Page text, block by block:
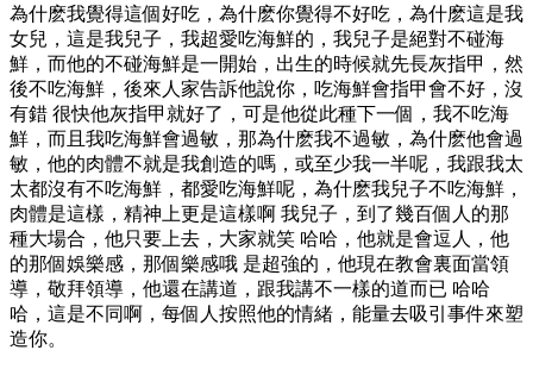
為什麽我覺得這個好吃，為什麽你覺得不好吃，為什麽這是我
女兒，這是我兒子，我超愛吃海鮮的，我兒子是絕對不碰海
鮮，而他的不碰海鮮是一開始，出生的時候就先長灰指甲，然
後不吃海鮮，後來人家告訴他說你，吃海鮮會指甲會不好，沒
有錯 很快他灰指甲就好了，可是他從此種下一個，我不吃海
鮮，而且我吃海鮮會過敏，那為什麽我不過敏，為什麽他會過
敏，他的肉體不就是我創造的嗎，或至少我一半呢，我跟我太
太都沒有不吃海鮮，都愛吃海鮮呢，為什麽我兒子不吃海鮮，
肉體是這樣，精神上更是這樣啊 我兒子，到了幾百個人的那
種大場合，他只要上去，大家就笑 哈哈，他就是會逗人，他
的那個娛樂感，那個樂感哦 是超強的，他現在教會裏面當領
導，敬拜領導，他還在講道，跟我講不一樣的道而已 哈哈
哈，這是不同啊，每個人按照他的情緒，能量去吸引事件來塑
造你。